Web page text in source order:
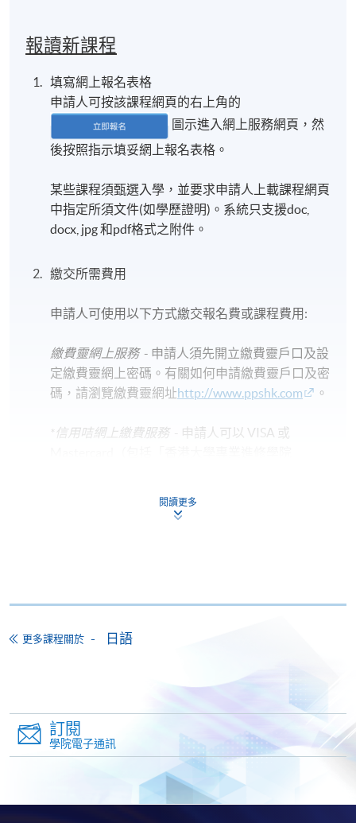
報讀新課程
填寫網上報名表格
申請人可按該課程網頁的右上角的
圖示進入網上服務網頁，然
後按照指示填妥網上報名表格。
某些課程須甄選入學，並要求申請人上載課程網頁
中指定所須文件(如學歷證明)。系統只支援doc,
docx, jpg 和pdf格式之附件。
繳交所需費用
申請人可使用以下方式繳交報名費或課程費用:
繳費靈網上服務- 申請人須先開立繳費靈戶口及設
定繳費靈網上密碼。有關如何申請繳費靈戶口及密
碼，請瀏覽繳費靈網址http://www.ppshk.com 。
*信用咭網上繳費服務 - 申請人可以 VISA 或
*香港大學專業進修學院Mastercard卡
報讀同一學歷頒授課程內其他單元
個別課程為須報讀同一學歷頒授課程及其他單元或繳
交下期學費的學員，提供網上服務，如學員就讀的課
閱讀更多
更多課程關於 日語
訂閱
學院電子通訊